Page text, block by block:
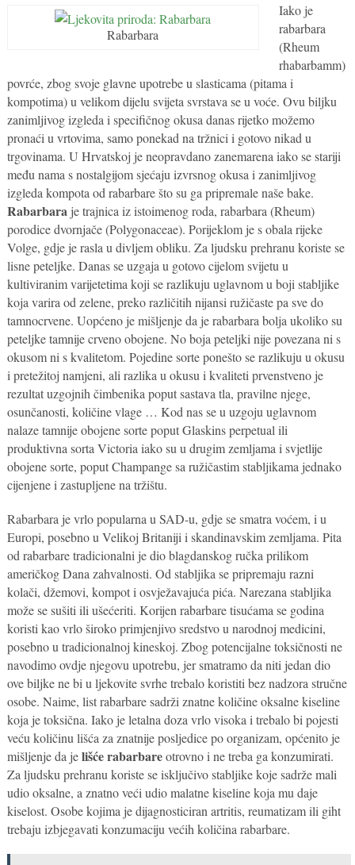
Rabarbara
Iako je
rabarbara
(Rheum
rhabarbamm)
povrće, zbog svoje glavne upotrebe u slasticama (pitama i
kompotima) u velikom dijelu svijeta svrstava se u voće. Ovu biljku
zanimljivog izgleda i specifičnog okusa danas rijetko možemo
pronaći u vrtovima, samo ponekad na tržnici i gotovo nikad u
trgovinama. U Hrvatskoj je neopravdano zanemarena iako se stariji
među nama s nostalgijom sjećaju izvrsnog okusa i zanimljivog
izgleda kompota od rabarbare što su ga pripremale naše bake.
Rabarbara je trajnica iz istoimenog roda, rabarbara (Rheum)
porodice dvornjače (Polygonaceae). Porijeklom je s obala rijeke
Volge, gdje je rasla u divljem obliku. Za ljudsku prehranu koriste se
lisne peteljke. Danas se uzgaja u gotovo cijelom svijetu u
kultiviranim varijetetima koji se razlikuju uglavnom u boji stabljike
koja varira od zelene, preko različitih nijansi ružičaste pa sve do
tamnocrvene. Uopćeno je mišljenje da je rabarbara bolja ukoliko su
peteljke tamnije crveno obojene. No boja peteljki nije povezana ni s
okusom ni s kvalitetom. Pojedine sorte ponešto se razlikuju u okusu
i pretežitoj namjeni, ali razlika u okusu i kvaliteti prvenstveno je
rezultat uzgojnih čimbenika poput sastava tla, pravilne njege,
osunčanosti, količine vlage … Kod nas se u uzgoju uglavnom
nalaze tamnije obojene sorte poput Glaskins perpetual ili
produktivna sorta Victoria iako su u drugim zemljama i svjetlije
obojene sorte, poput Champange sa ružičastim stabljikama jednako
cijenjene i zastupljene na tržištu.
Rabarbara je vrlo popularna u SAD-u, gdje se smatra voćem, i u
Europi, posebno u Velikoj Britaniji i skandinavskim zemljama. Pita
od rabarbare tradicionalni je dio blagdanskog ručka prilikom
američkog Dana zahvalnosti. Od stabljika se pripremaju razni
kolači, džemovi, kompot i osvježavajuća pića. Narezana stabljika
može se sušiti ili ušećeriti. Korijen rabarbare tisućama se godina
koristi kao vrlo široko primjenjivo sredstvo u narodnoj medicini,
posebno u tradicionalnoj kineskoj. Zbog potencijalne toksičnosti ne
navodimo ovdje njegovu upotrebu, jer smatramo da niti jedan dio
ove biljke ne bi u ljekovite svrhe trebalo koristiti bez nadzora stručne
osobe. Naime, list rabarbare sadrži znatne količine oksalne kiseline
koja je toksična. Iako je letalna doza vrlo visoka i trebalo bi pojesti
veću količinu lišća za znatnije posljedice po organizam, općenito je
mišljenje da jelišće rabarbareotrovno i ne treba ga konzumirati.
Za ljudsku prehranu koriste se isključivo stabljike koje sadrže mali
udio oksalne, a znatno veći udio malatne kiseline koja mu daje
kiselost. Osobe kojima je dijagnosticiran artritis, reumatizam ili giht
trebaju izbjegavati konzumaciju većih količina rabarbare.